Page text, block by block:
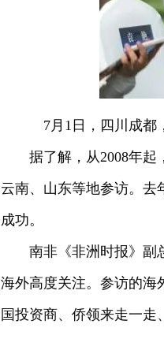
7月1日，四川成都
据了解，从2008年起
云南、山东等地参访。去
成功。
南非《非洲时报》副
海外高度关注。参访的海
国投资商、侨领来走一走